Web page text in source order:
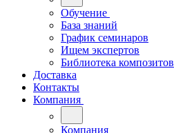
Обучение
База знаний
График семинаров
Ищем экспертов
Библиотека композитов
Доставка
Контакты
Компания
Компания